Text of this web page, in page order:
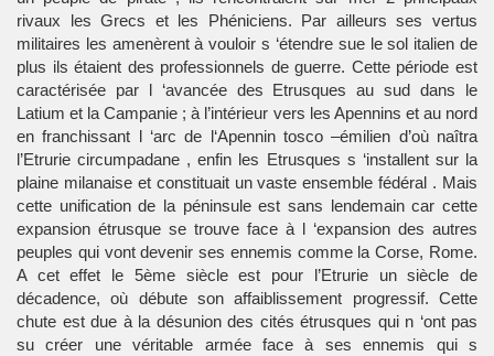
rivaux les Grecs et les Phéniciens. Par ailleurs ses vertus
militaires les amenèrent à vouloir s ‘étendre sue le sol italien de
plus ils étaient des professionnels de guerre. Cette période est
caractérisée par l ‘avancée des Etrusques au sud dans le
Latium et la Campanie ; à l’intérieur vers les Apennins et au nord
en franchissant l ‘arc de l‘Apennin tosco –émilien d’où naîtra
l’Etrurie circumpadane , enfin les Etrusques s ‘installent sur la
plaine milanaise et constituait un vaste ensemble fédéral . Mais
cette unification de la péninsule est sans lendemain car cette
expansion étrusque se trouve face à l ‘expansion des autres
peuples qui vont devenir ses ennemis comme la Corse, Rome.
A cet effet le 5ème siècle est pour l’Etrurie un siècle de
décadence, où débute son affaiblissement progressif. Cette
chute est due à la désunion des cités étrusques qui n ‘ont pas
su créer une véritable armée face à ses ennemis qui s